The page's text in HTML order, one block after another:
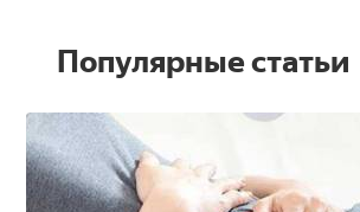
Популярные статьи